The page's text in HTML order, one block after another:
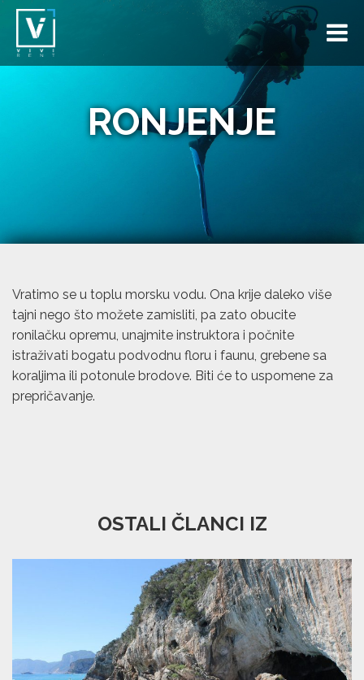
RONJENJE
Vratimo se u toplu morsku vodu. Ona krije daleko više
tajni nego što možete zamisliti, pa zato obucite
ronilačku opremu, unajmite instruktora i počnite
istraživati bogatu podvodnu floru i faunu, grebene sa
koraljima ili potonule brodove. Biti će to uspomene za
prepričavanje.
OSTALI ČLANCI IZ